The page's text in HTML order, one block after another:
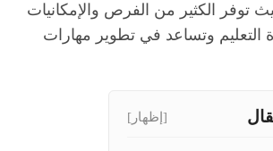
توفر الكثير من الفرص والإمكانيات
التعليم وتساعد في تطوير مهارات
[إظهار]